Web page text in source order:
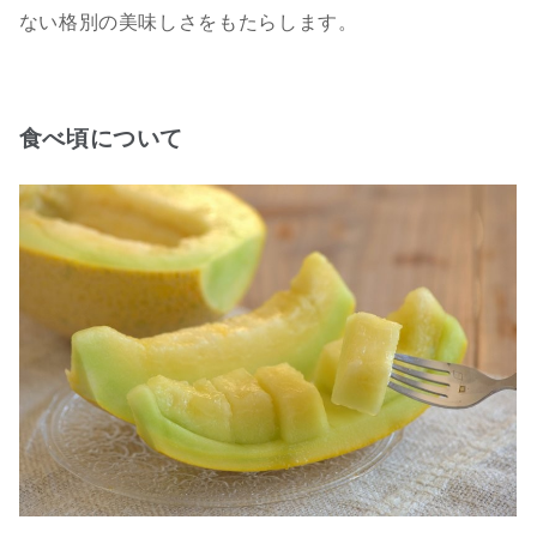
ない格別の美味しさをもたらします。
食べ頃について